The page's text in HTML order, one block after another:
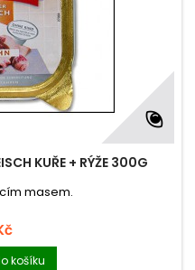
KUŘE + RÝŽE 300G
masem.
košíku